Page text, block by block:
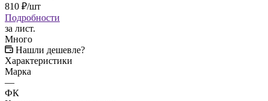
810 ₽/шт
Подробности
за лист.
Много
Нашли дешевле?
Характеристики
Марка
—
ФК